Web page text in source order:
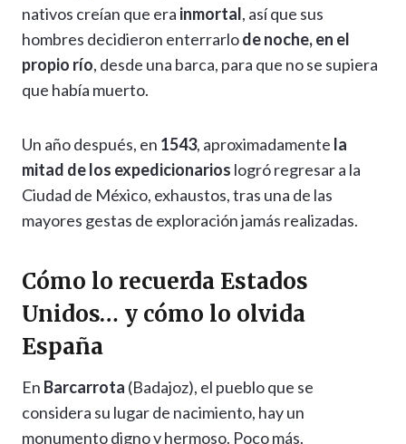
nativos creían que era inmortal, así que sus
hombres decidieron enterrarlode noche, en el
propio río, desde una barca, para que no se supiera
que había muerto.
Un año después, en 1543, aproximadamente la
mitad de los expedicionarios logró regresar a la
Ciudad de México, exhaustos, tras una de las
mayores gestas de exploración jamás realizadas.
Cómo lo recuerda Estados
Unidos… y cómo lo olvida
España
En Barcarrota (Badajoz), el pueblo que se
considera su lugar de nacimiento, hay un
monumento digno y hermoso. Poco más.